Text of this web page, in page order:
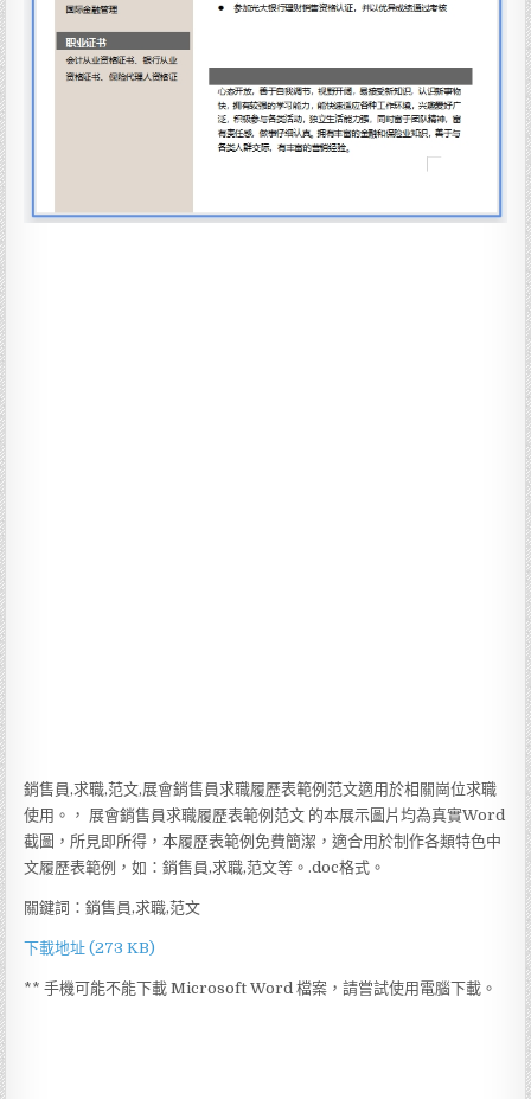
銷售員,求職,范文,展會銷售員求職履歷表範例范文適用於相關崗位求職
使用。， 展會銷售員求職履歷表範例范文 的本展示圖片均為真實Word
截圖，所見即所得，本履歷表範例免費簡潔，適合用於制作各類特色中
文履歷表範例，如：銷售員,求職,范文等。.doc格式。
關鍵詞：銷售員,求職,范文
下載地址 (273 KB)
** 手機可能不能下載 Microsoft Word 檔案，請嘗試使用電腦下載。